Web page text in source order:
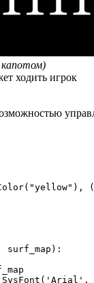
капотом)
ходить игрок
surf_map):